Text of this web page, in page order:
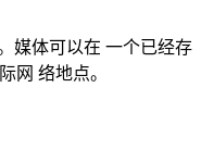
媒体可以在 一个已经存
网 络地点。